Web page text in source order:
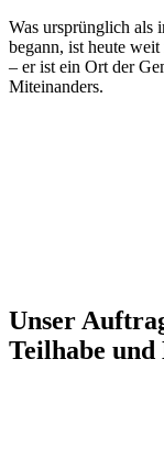
Was ursprünglich als
begann, ist heute
– er ist ein Ort der
Miteinanders.
Unser
Teilhabe und